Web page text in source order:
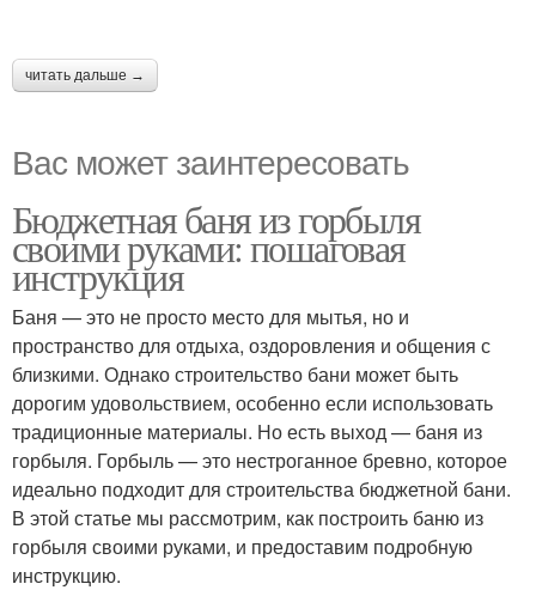
читать дальше →
Вас может заинтересовать
Бюджетная баня из горбыля
своими руками: пошаговая
инструкция
Баня — это не просто место для мытья, но и
пространство для отдыха, оздоровления и общения с
близкими. Однако строительство бани может быть
дорогим удовольствием, особенно если использовать
традиционные материалы. Но есть выход — баня из
горбыля. Горбыль — это нестроганное бревно, которое
идеально подходит для строительства бюджетной бани.
В этой статье мы рассмотрим, как построить баню из
горбыля своими руками, и предоставим подробную
инструкцию.